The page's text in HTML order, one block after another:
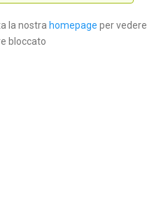
la nostra homepage per vedere
bloccato